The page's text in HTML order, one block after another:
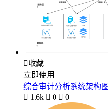
收藏
立即使用
综合审计分析系统架构图
 1.6k  0  0